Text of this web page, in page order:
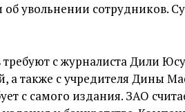
увольнении сотрудников.
с журналиста Дили
а также с учредителя Дины
с самого издания. ЗАО